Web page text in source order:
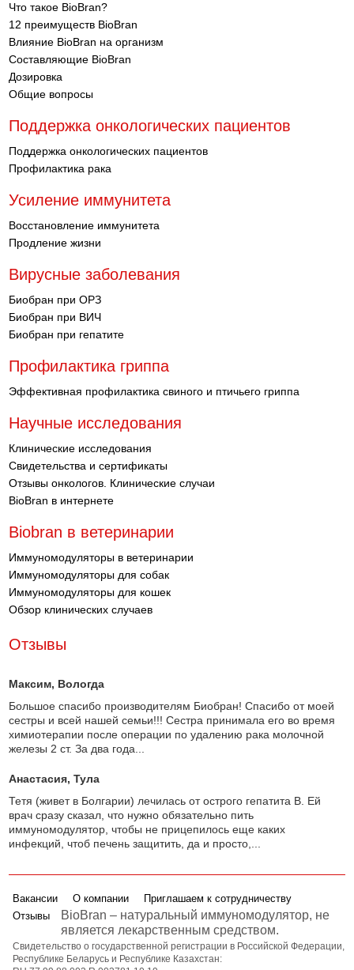
Что такое BioBran?
12 преимуществ BioBran
Влияние BioBran на организм
Составляющие BioBran
Дозировка
Общие вопросы
Поддержка онкологических пациентов
Поддержка онкологических пациентов
Профилактика рака
Усиление иммунитета
Восстановление иммунитета
Продление жизни
Вирусные заболевания
Биобран при ОРЗ
Биобран при ВИЧ
Биобран при гепатите
Профилактика гриппа
Эффективная профилактика свиного и птичьего гриппа
Научные исследования
Клинические исследования
Свидетельства и сертификаты
Отзывы онкологов. Клинические случаи
BioBran в интернете
Biobran в ветеринарии
Иммуномодуляторы в ветеринарии
Иммуномодуляторы для собак
Иммуномодуляторы для кошек
Обзор клинических случаев
Отзывы
Максим, Вологда
Большое спасибо производителям Биобран! Спасибо от моей
сестры и всей нашей семьи!!! Сестра принимала его во время
химиотерапии после операции по удалению рака молочной
железы 2 ст. За два года...
Анастасия, Тула
Тетя (живет в Болгарии) лечилась от острого гепатита В. Ей
врач сразу сказал, что нужно обязательно пить
иммуномодулятор, чтобы не прицепилось еще каких
инфекций, чтоб печень защитить, да и просто,...
Вакансии О компании
Приглашаем к сотрудничеству
Отзывы
BioBran – натуральный иммуномодулятор, не
является лекарственным средством.
Свидетельство о государственной регистрации в Российской Федерации,
Республике Беларусь и Республике Казахстан: